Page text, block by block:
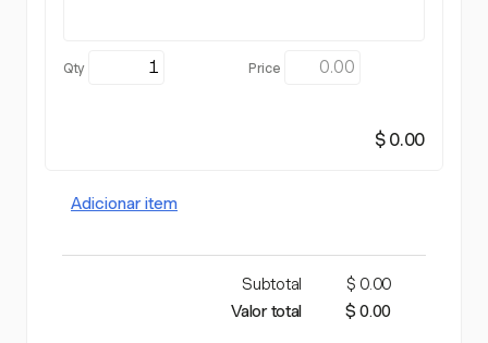
$ 0.00
Adicionar item
Subtotal
$ 0.00
Valor total
$ 0.00